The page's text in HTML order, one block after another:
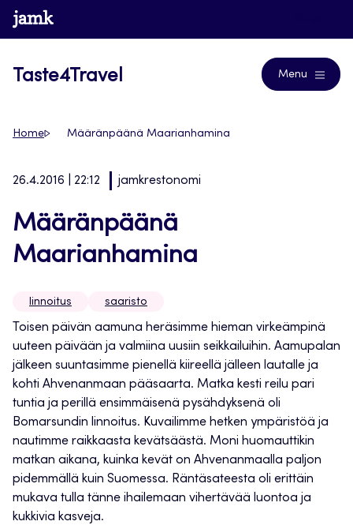
Siirry
suoraan
www.jamk.fi
Taste4Travel Menu
Home Määränpäänä Maarianhamina
26.4.2016 | 22:12 jamkrestonomi
Määränpäänä
Maarianhamina
linnoitus saaristo
Toisen päivän aamuna heräsimme hieman virkeämpinä
uuteen päivään ja valmiina uusiin seikkailuihin. Aamupalan
jälkeen suuntasimme pienellä kiireellä jälleen lautalle ja
kohti Ahvenanmaan pääsaarta. Matka kesti reilu pari
tuntia ja perillä ensimmäisenä pysähdyksenä oli
Bomarsundin linnoitus. Kuvailimme hetken ympäristöä ja
nautimme raikkaasta kevätsäästä. Moni huomauttikin
matkan aikana, kuinka kevät on Ahvenanmaalla paljon
pidemmällä kuin Suomessa. Räntäsateesta oli erittäin
mukava tulla tänne ihailemaan vihertävää luontoa ja
kukkivia kasveja.